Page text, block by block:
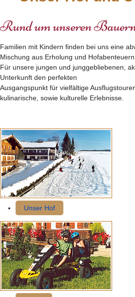
Rund um unseren
Familien mit Kindern finden bei uns eine
Mischung aus Erholung und Hofabenteuern.
Für unsere jungen und junggebliebenen,
Unterkunft den perfekten
Ausgangspunkt für vielfältige
kulinarische, sowie kulturelle Erlebnisse.
Unser Hof